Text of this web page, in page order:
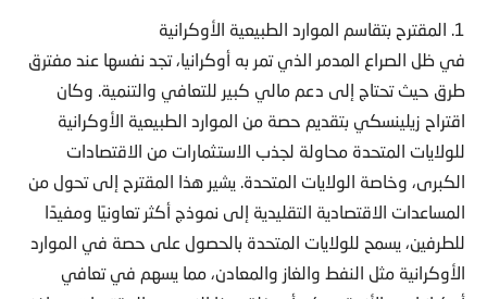
1. المقترح بتقاسم الموارد الطبيعية الأوكرانية
في ظل الصراع المدمر الذي تمر به أوكرانيا، تجد نفسها عند مفترق
طرق حيث تحتاج إلى دعم مالي كبير للتعافي والتنمية. وكان
اقتراح زيلينسكي بتقديم حصة من الموارد الطبيعية الأوكرانية
للولايات المتحدة محاولة لجذب الاستثمارات من الاقتصادات
الكبرى، وخاصة الولايات المتحدة. يشير هذا المقترح إلى تحول من
المساعدات الاقتصادية التقليدية إلى نموذج أكثر تعاونيًا ومفيدًا
للطرفين، يسمح للولايات المتحدة بالحصول على حصة في الموارد
الأوكرانية مثل النفط والغاز والمعادن، مما يسهم في تعافي